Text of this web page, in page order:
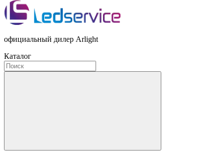
официальный дилер Arlight
Каталог